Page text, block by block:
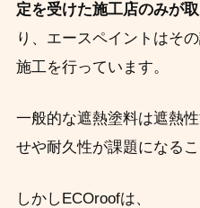
定を受けた施工店のみが
り、エースペイントはそ
施工を行っています。
一般的な遮熱塗料は遮熱
せや耐久性が課題になるこ
しかしECOroofは、